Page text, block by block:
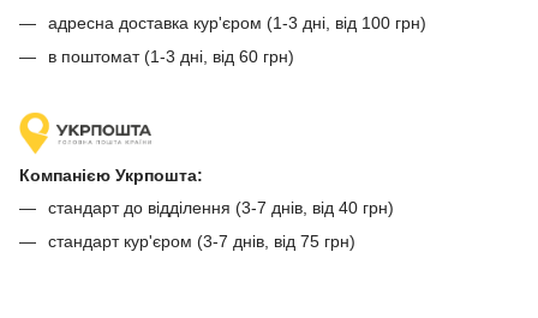
адресна доставка кур'єром (1-3 дні, від 100 грн)
в поштомат (1-3 дні, від 60 грн)
Компанією Укрпошта:
стандарт до відділення (3-7 днів, від 40 грн)
стандарт кур'єром (3-7 днів, від 75 грн)